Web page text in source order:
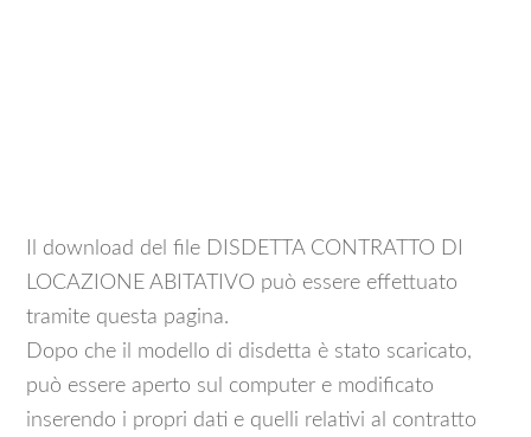
Il download del file DISDETTA CONTRATTO DI
LOCAZIONE ABITATIVO può essere effettuato
tramite questa pagina.
Dopo che il modello di disdetta è stato scaricato,
può essere aperto sul computer e modificato
inserendo i propri dati e quelli relativi al contratto